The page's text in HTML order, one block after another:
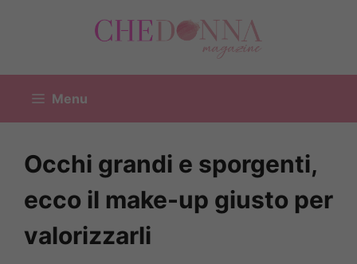
Menu
Occhi grandi e sporgenti,
ecco il make-up giusto per
valorizzarli